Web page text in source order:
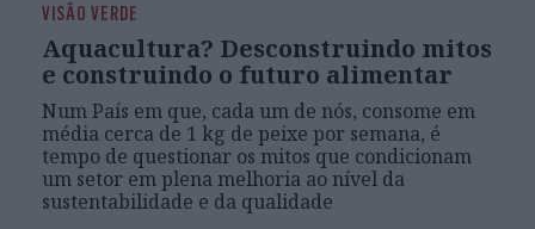
VISÃO VERDE
Aquacultura? Desconstruindo mitos
e construindo o futuro alimentar
Num País em que, cada um de nós, consome em
média cerca de 1 kg de peixe por semana, é
tempo de questionar os mitos que condicionam
um setor em plena melhoria ao nível da
sustentabilidade e da qualidade